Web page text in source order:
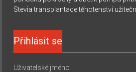
Stevia transplantace těhotenství
Přihlásit se
Uživatelské jméno